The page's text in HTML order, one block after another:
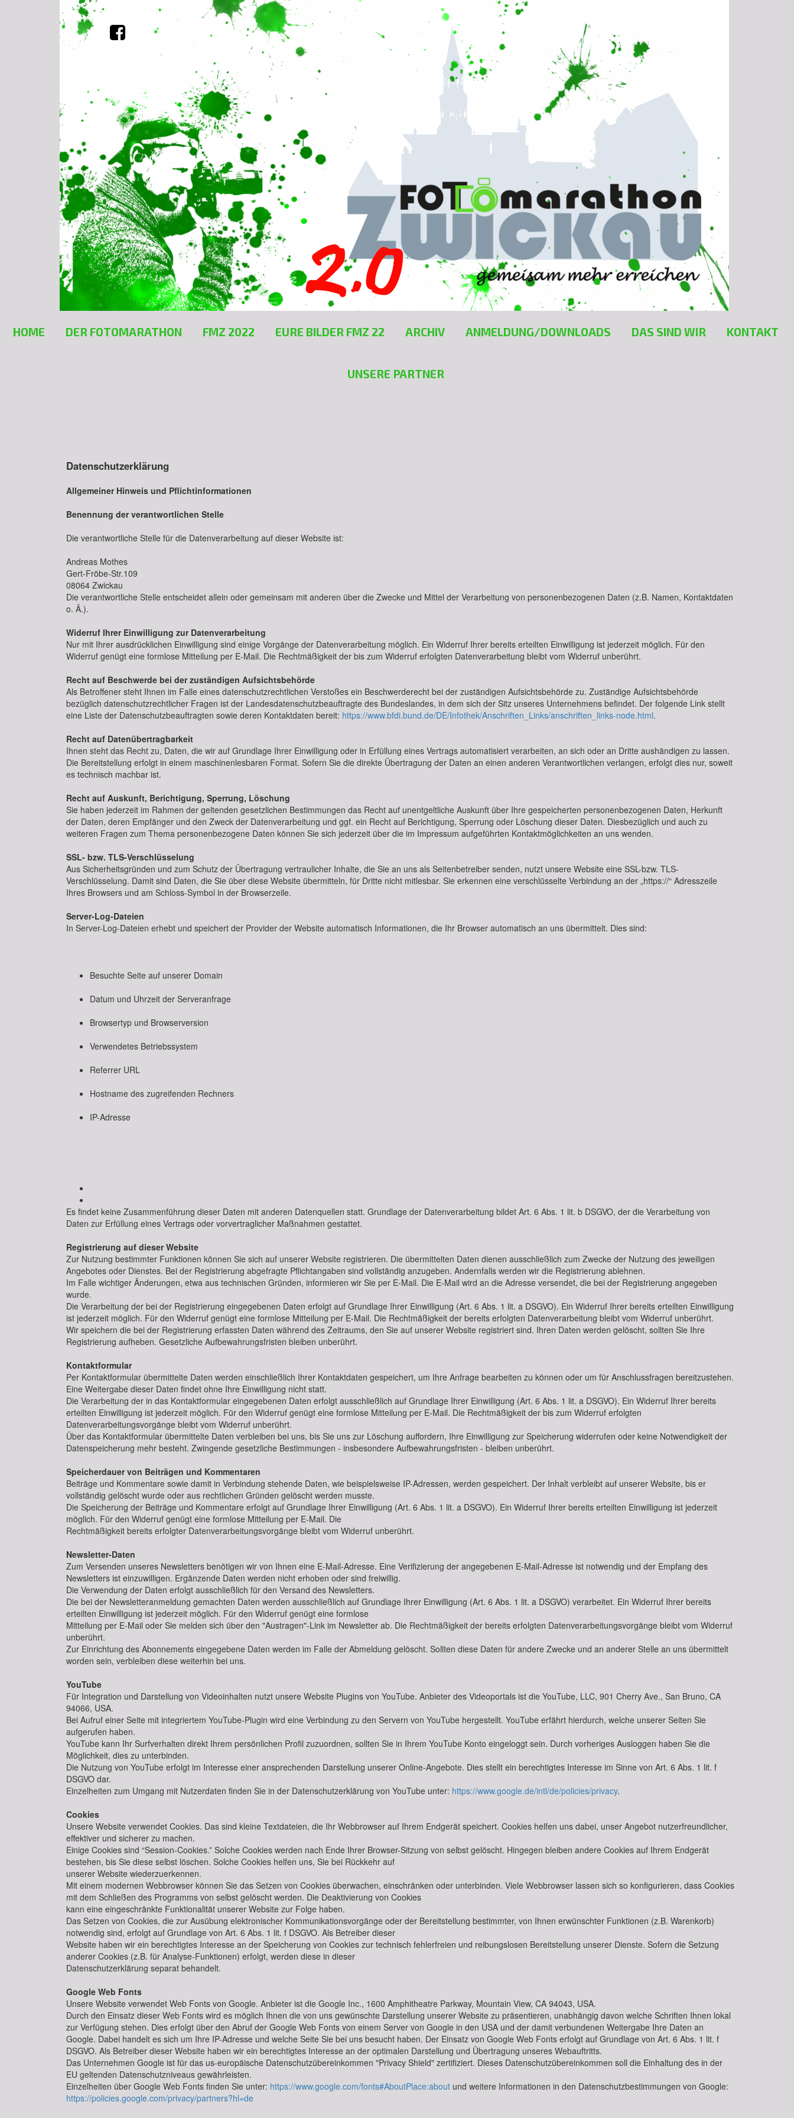
HOME DER FOTOMARATHON FMZ 2022 EURE BILDER FMZ 22 ARCHIV ANMELDUNG/DOWNLOADS DAS SIND WIR KONTAKT
UNSERE PARTNER
Datenschutzerklärung
Allgemeiner Hinweis und Pflichtinformationen
Benennung der verantwortlichen Stelle
Die verantwortliche Stelle für die Datenverarbeitung auf dieser Website ist:
Andreas Mothes
Gert-Fröbe-Str.109
08064 Zwickau
Die verantwortliche Stelle entscheidet allein oder gemeinsam mit anderen über die Zwecke und Mittel der Verarbeitung von personenbezogenen Daten (z.B. Namen, Kontaktdaten
o. Ä.).
Widerruf Ihrer Einwilligung zur Datenverarbeitung
Nur mit Ihrer ausdrücklichen Einwilligung sind einige Vorgänge der Datenverarbeitung möglich. Ein Widerruf Ihrer bereits erteilten Einwilligung ist jederzeit möglich. Für den
Widerruf genügt eine formlose Mitteilung per E-Mail. Die Rechtmäßigkeit der bis zum Widerruf erfolgten Datenverarbeitung bleibt vom Widerruf unberührt.
Recht auf Beschwerde bei der zuständigen Aufsichtsbehörde
Als Betroffener steht Ihnen im Falle eines datenschutzrechtlichen Verstoßes ein Beschwerderecht bei der zuständigen Aufsichtsbehörde zu. Zuständige Aufsichtsbehörde
bezüglich datenschutzrechtlicher Fragen ist der Landesdatenschutzbeauftragte des Bundeslandes, in dem sich der Sitz unseres Unternehmens befindet. Der folgende Link stellt
eine Liste der Datenschutzbeauftragten sowie deren Kontaktdaten bereit: https://www.bfdi.bund.de/DE/Infothek/Anschriften_Links/anschriften_links-node.html.
Recht auf Datenübertragbarkeit
Ihnen steht das Recht zu, Daten, die wir auf Grundlage Ihrer Einwilligung oder in Erfüllung eines Vertrags automatisiert verarbeiten, an sich oder an Dritte aushändigen zu lassen.
Die Bereitstellung erfolgt in einem maschinenlesbaren Format. Sofern Sie die direkte Übertragung der Daten an einen anderen Verantwortlichen verlangen, erfolgt dies nur, soweit
es technisch machbar ist.
Recht auf Auskunft, Berichtigung, Sperrung, Löschung
Sie haben jederzeit im Rahmen der geltenden gesetzlichen Bestimmungen das Recht auf unentgeltliche Auskunft über Ihre gespeicherten personenbezogenen Daten, Herkunft
der Daten, deren Empfänger und den Zweck der Datenverarbeitung und ggf. ein Recht auf Berichtigung, Sperrung oder Löschung dieser Daten. Diesbezüglich und auch zu
weiteren Fragen zum Thema personenbezogene Daten können Sie sich jederzeit über die im Impressum aufgeführten Kontaktmöglichkeiten an uns wenden.
SSL- bzw. TLS-Verschlüsselung
Aus Sicherheitsgründen und zum Schutz der Übertragung vertraulicher Inhalte, die Sie an uns als Seitenbetreiber senden, nutzt unsere Website eine SSL-bzw. TLS-
Verschlüsselung. Damit sind Daten, die Sie über diese Website übermitteln, für Dritte nicht mitlesbar. Sie erkennen eine verschlüsselte Verbindung an der „https://“ Adresszeile
Ihres Browsers und am Schloss-Symbol in der Browserzeile.
Server-Log-Dateien
In Server-Log-Dateien erhebt und speichert der Provider der Website automatisch Informationen, die Ihr Browser automatisch an uns übermittelt. Dies sind:
Besuchte Seite auf unserer Domain
Datum und Uhrzeit der Serveranfrage
Browsertyp und Browserversion
Verwendetes Betriebssystem
Referrer URL
Hostname des zugreifenden Rechners
IP-Adresse
Es findet keine Zusammenführung dieser Daten mit anderen Datenquellen statt. Grundlage der Datenverarbeitung bildet Art. 6 Abs. 1 lit. b DSGVO, der die Verarbeitung von
Daten zur Erfüllung eines Vertrags oder vorvertraglicher Maßnahmen gestattet.
Registrierung auf dieser Website
Zur Nutzung bestimmter Funktionen können Sie sich auf unserer Website registrieren. Die übermittelten Daten dienen ausschließlich zum Zwecke der Nutzung des jeweiligen
Angebotes oder Dienstes. Bei der Registrierung abgefragte Pflichtangaben sind vollständig anzugeben. Andernfalls werden wir die Registrierung ablehnen.
Im Falle wichtiger Änderungen, etwa aus technischen Gründen, informieren wir Sie per E-Mail. Die E-Mail wird an die Adresse versendet, die bei der Registrierung angegeben
wurde.
Die Verarbeitung der bei der Registrierung eingegebenen Daten erfolgt auf Grundlage Ihrer Einwilligung (Art. 6 Abs. 1 lit. a DSGVO). Ein Widerruf Ihrer bereits erteilten Einwilligung
ist jederzeit möglich. Für den Widerruf genügt eine formlose Mitteilung per E-Mail. Die Rechtmäßigkeit der bereits erfolgten Datenverarbeitung bleibt vom Widerruf unberührt.
Wir speichern die bei der Registrierung erfassten Daten während des Zeitraums, den Sie auf unserer Website registriert sind. Ihren Daten werden gelöscht, sollten Sie Ihre
Registrierung aufheben. Gesetzliche Aufbewahrungsfristen bleiben unberührt.
Kontaktformular
Per Kontaktformular übermittelte Daten werden einschließlich Ihrer Kontaktdaten gespeichert, um Ihre Anfrage bearbeiten zu können oder um für Anschlussfragen bereitzustehen.
Eine Weitergabe dieser Daten findet ohne Ihre Einwilligung nicht statt.
Die Verarbeitung der in das Kontaktformular eingegebenen Daten erfolgt ausschließlich auf Grundlage Ihrer Einwilligung (Art. 6 Abs. 1 lit. a DSGVO). Ein Widerruf Ihrer bereits
erteilten Einwilligung ist jederzeit möglich. Für den Widerruf genügt eine formlose Mitteilung per E-Mail. Die Rechtmäßigkeit der bis zum Widerruf erfolgten
Datenverarbeitungsvorgänge bleibt vom Widerruf unberührt.
Über das Kontaktformular übermittelte Daten verbleiben bei uns, bis Sie uns zur Löschung auffordern, Ihre Einwilligung zur Speicherung widerrufen oder keine Notwendigkeit der
Datenspeicherung mehr besteht. Zwingende gesetzliche Bestimmungen - insbesondere Aufbewahrungsfristen - bleiben unberührt.
Speicherdauer von Beiträgen und Kommentaren
Beiträge und Kommentare sowie damit in Verbindung stehende Daten, wie beispielsweise IP-Adressen, werden gespeichert. Der Inhalt verbleibt auf unserer Website, bis er
vollständig gelöscht wurde oder aus rechtlichen Gründen gelöscht werden musste.
Die Speicherung der Beiträge und Kommentare erfolgt auf Grundlage Ihrer Einwilligung (Art. 6 Abs. 1 lit. a DSGVO). Ein Widerruf Ihrer bereits erteilten Einwilligung ist jederzeit
möglich. Für den Widerruf genügt eine formlose Mitteilung per E-Mail. Die
Rechtmäßigkeit bereits erfolgter Datenverarbeitungsvorgänge bleibt vom Widerruf unberührt.
Newsletter-Daten
Zum Versenden unseres Newsletters benötigen wir von Ihnen eine E-Mail-Adresse. Eine Verifizierung der angegebenen E-Mail-Adresse ist notwendig und der Empfang des
Newsletters ist einzuwilligen. Ergänzende Daten werden nicht erhoben oder sind freiwillig.
Die Verwendung der Daten erfolgt ausschließlich für den Versand des Newsletters.
Die bei der Newsletteranmeldung gemachten Daten werden ausschließlich auf Grundlage Ihrer Einwilligung (Art. 6 Abs. 1 lit. a DSGVO) verarbeitet. Ein Widerruf Ihrer bereits
erteilten Einwilligung ist jederzeit möglich. Für den Widerruf genügt eine formlose
Mitteilung per E-Mail oder Sie melden sich über den "Austragen"-Link im Newsletter ab. Die Rechtmäßigkeit der bereits erfolgten Datenverarbeitungsvorgänge bleibt vom Widerruf
unberührt.
Zur Einrichtung des Abonnements eingegebene Daten werden im Falle der Abmeldung gelöscht. Sollten diese Daten für andere Zwecke und an anderer Stelle an uns übermittelt
worden sein, verbleiben diese weiterhin bei uns.
YouTube
Für Integration und Darstellung von Videoinhalten nutzt unsere Website Plugins von YouTube. Anbieter des Videoportals ist die YouTube, LLC, 901 Cherry Ave., San Bruno, CA
94066, USA.
Bei Aufruf einer Seite mit integriertem YouTube-Plugin wird eine Verbindung zu den Servern von YouTube hergestellt. YouTube erfährt hierdurch, welche unserer Seiten Sie
aufgerufen haben.
YouTube kann Ihr Surfverhalten direkt Ihrem persönlichen Profil zuzuordnen, sollten Sie in Ihrem YouTube Konto eingeloggt sein. Durch vorheriges Ausloggen haben Sie die
Möglichkeit, dies zu unterbinden.
Die Nutzung von YouTube erfolgt im Interesse einer ansprechenden Darstellung unserer Online-Angebote. Dies stellt ein berechtigtes Interesse im Sinne von Art. 6 Abs. 1 lit. f
DSGVO dar.
Einzelheiten zum Umgang mit Nutzerdaten finden Sie in der Datenschutzerklärung von YouTube unter: https://www.google.de/intl/de/policies/privacy.
Cookies
Unsere Website verwendet Cookies. Das sind kleine Textdateien, die Ihr Webbrowser auf Ihrem Endgerät speichert. Cookies helfen uns dabei, unser Angebot nutzerfreundlicher,
effektiver und sicherer zu machen.
Einige Cookies sind “Session-Cookies.” Solche Cookies werden nach Ende Ihrer Browser-Sitzung von selbst gelöscht. Hingegen bleiben andere Cookies auf Ihrem Endgerät
bestehen, bis Sie diese selbst löschen. Solche Cookies helfen uns, Sie bei Rückkehr auf
unserer Website wiederzuerkennen.
Mit einem modernen Webbrowser können Sie das Setzen von Cookies überwachen, einschränken oder unterbinden. Viele Webbrowser lassen sich so konfigurieren, dass Cookies
mit dem Schließen des Programms von selbst gelöscht werden. Die Deaktivierung von Cookies
kann eine eingeschränkte Funktionalität unserer Website zur Folge haben.
Das Setzen von Cookies, die zur Ausübung elektronischer Kommunikationsvorgänge oder der Bereitstellung bestimmter, von Ihnen erwünschter Funktionen (z.B. Warenkorb)
notwendig sind, erfolgt auf Grundlage von Art. 6 Abs. 1 lit. f DSGVO. Als Betreiber dieser
Website haben wir ein berechtigtes Interesse an der Speicherung von Cookies zur technisch fehlerfreien und reibungslosen Bereitstellung unserer Dienste. Sofern die Setzung
anderer Cookies (z.B. für Analyse-Funktionen) erfolgt, werden diese in dieser
Datenschutzerklärung separat behandelt.
Google Web Fonts
Unsere Website verwendet Web Fonts von Google. Anbieter ist die Google Inc., 1600 Amphitheatre Parkway, Mountain View, CA 94043, USA.
Durch den Einsatz dieser Web Fonts wird es möglich Ihnen die von uns gewünschte Darstellung unserer Website zu präsentieren, unabhängig davon welche Schriften Ihnen lokal
zur Verfügung stehen. Dies erfolgt über den Abruf der Google Web Fonts von einem Server von Google in den USA und der damit verbundenen Weitergabe Ihre Daten an
Google. Dabei handelt es sich um Ihre IP-Adresse und welche Seite Sie bei uns besucht haben. Der Einsatz von Google Web Fonts erfolgt auf Grundlage von Art. 6 Abs. 1 lit. f
DSGVO. Als Betreiber dieser Website haben wir ein berechtigtes Interesse an der optimalen Darstellung und Übertragung unseres Webauftritts.
Das Unternehmen Google ist für das us-europäische Datenschutzübereinkommen "Privacy Shield" zertifiziert. Dieses Datenschutzübereinkommen soll die Einhaltung des in der
EU geltenden Datenschutzniveaus gewährleisten.
Einzelheiten über Google Web Fonts finden Sie unter: https://www.google.com/fonts#AboutPlace:about und weitere Informationen in den Datenschutzbestimmungen von Google:
https://policies.google.com/privacy/partners?hl=de